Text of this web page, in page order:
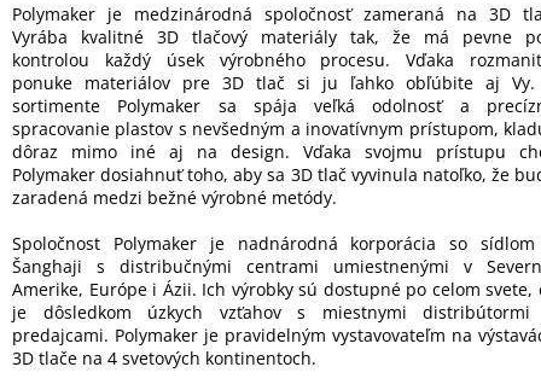
Polymaker je medzinárodná spoločnosť zameraná na 3D
Vyrába kvalitné 3D tlačový materiály tak, že má pevne
kontrolou každý úsek výrobného procesu. Vďaka
ponuke materiálov pre 3D tlač si ju ľahko obľúbite aj Vy.
sortimente Polymaker sa spája veľká odolnosť a
spracovanie plastov s nevšedným a inovatívnym prístupom,
dôraz mimo iné aj na design. Vďaka svojmu prístupu
Polymaker dosiahnuť toho, aby sa 3D tlač vyvinula natoľko, že
zaradená medzi bežné výrobné metódy.
Spoločnost Polymaker je nadnárodná korporácia so
Šanghaji s distribučnými centrami umiestnenými v
Amerike, Európe i Ázii. Ich výrobky sú dostupné po celom svete,
je dôsledkom úzkych vzťahov s miestnymi
predajcami. Polymaker je pravidelným vystavovateľm na
3D tlače na 4 svetových kontinentoch.